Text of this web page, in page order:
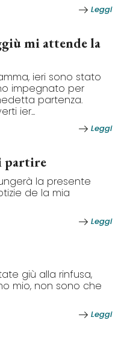
Leggi
mi attende la
ieri sono stato
impegnato per
partenza.
ier...
Leggi
partire
la presente
de la mia
Leggi
giù alla rinfusa,
mio, non sono che
Leggi